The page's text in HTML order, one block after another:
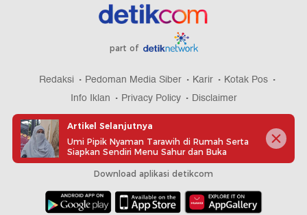
part of
Redaksi Pedoman Media Siber Karir
Kotak Pos
Info Iklan
Privacy Policy Disclaimer
Download aplikasi detikcom
Artikel Selanjutnya
Umi Pipik Nyaman Tarawih di Rumah Serta
Siapkan Sendiri Menu Sahur dan Buka